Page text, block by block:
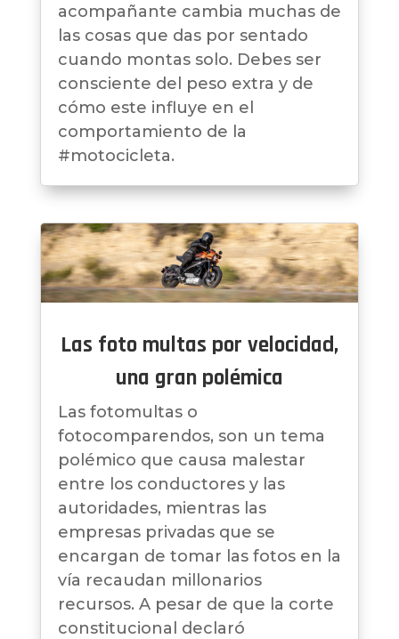
acompañante cambia muchas de
las cosas que das por sentado
cuando montas solo. Debes ser
consciente del peso extra y de
cómo este influye en el
comportamiento de la
#motocicleta.
Las foto multas por velocidad,
una gran polémica
Las fotomultas o
fotocomparendos, son un tema
polémico que causa malestar
entre los conductores y las
autoridades, mientras las
empresas privadas que se
encargan de tomar las fotos en la
vía recaudan millonarios
recursos. A pesar de que la corte
constitucional declaró